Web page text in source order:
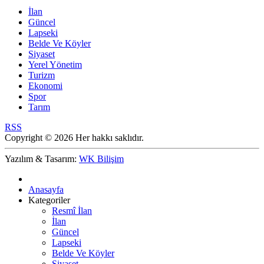
İlan
Güncel
Lapseki
Belde Ve Köyler
Siyaset
Yerel Yönetim
Turizm
Ekonomi
Spor
Tarım
RSS
Copyright © 2026 Her hakkı saklıdır.
Yazılım & Tasarım: WK Bilişim
Anasayfa
Kategoriler
Resmî İlan
İlan
Güncel
Lapseki
Belde Ve Köyler